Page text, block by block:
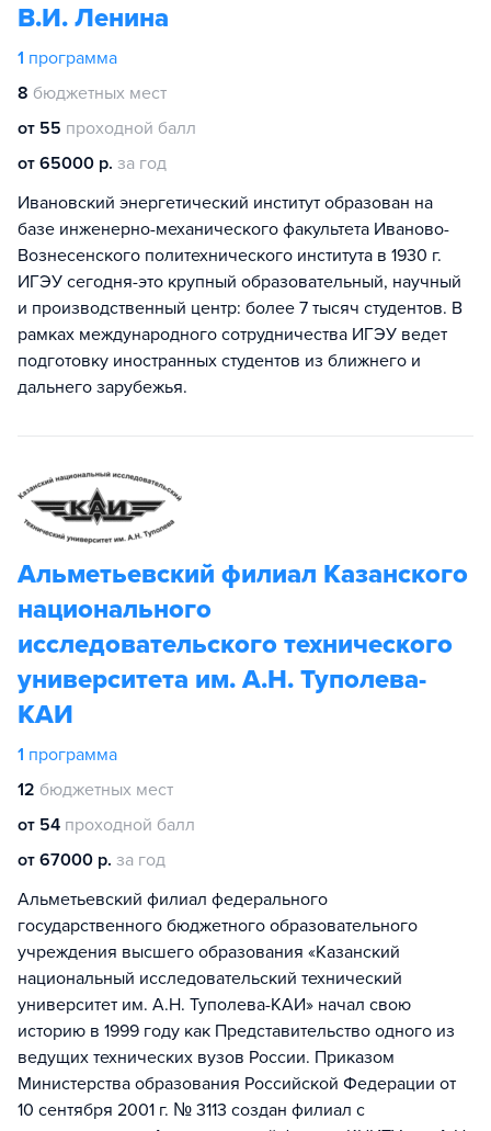
В.И. Ленина
1 программа
8 бюджетных мест
от 55 проходной балл
от 65000 р. за год
Ивановский энергетический институт образован на
базе инженерно-механического факультета Иваново-
Вознесенского политехнического института в 1930 г.
ИГЭУ сегодня-это крупный образовательный, научный
и производственный центр: более 7 тысяч студентов. В
рамках международного сотрудничества ИГЭУ ведет
подготовку иностранных студентов из ближнего и
дальнего зарубежья.
Альметьевский филиал Казанского
национального
исследовательского технического
университета им. А.Н. Туполева-
КАИ
1 программа
12 бюджетных мест
от 54 проходной балл
от 67000 р. за год
Альметьевский филиал федерального
государственного бюджетного образовательного
учреждения высшего образования «Казанский
национальный исследовательский технический
университет им. А.Н. Туполева-КАИ» начал свою
историю в 1999 году как Представительство одного из
ведущих технических вузов России. Приказом
Министерства образования Российской Федерации от
10 сентября 2001 г. № 3113 создан филиал с